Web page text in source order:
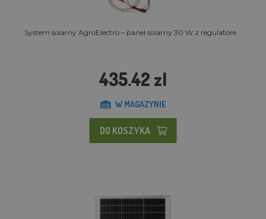
System solarny AgroElectro – panel solarny 30 W z regulatore...
435.42 zl
W MAGAZYNIE
DO KOSZYKA